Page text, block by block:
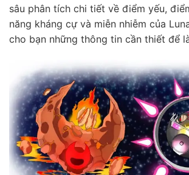
sâu phân tích chi tiết về điểm yếu,
năng kháng cự và miễn nhiễm của
cho bạn những thông tin cần thiết để